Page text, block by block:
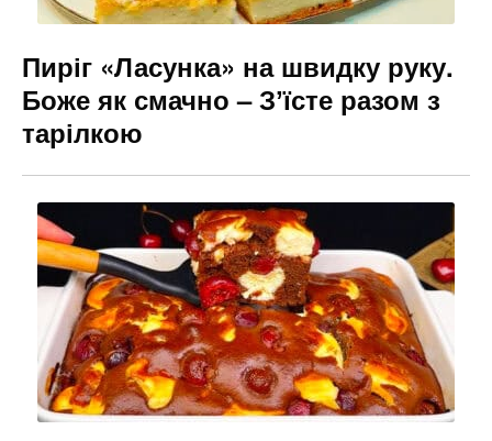
Пиріг «Ласунка» на швидку руку.
Боже як смачно – Зʼїсте разом з
тарілкою